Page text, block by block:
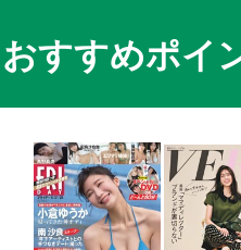
開催
第4回アジア空道選手権大会 ロ
～ものづくりパートナーズ
手権大会
第36回全日本フルコンタクトテ
KWU SENSHI JAPAN 空手関東
すすめポイ